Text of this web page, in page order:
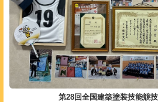
第28回全国建築塗装技能競